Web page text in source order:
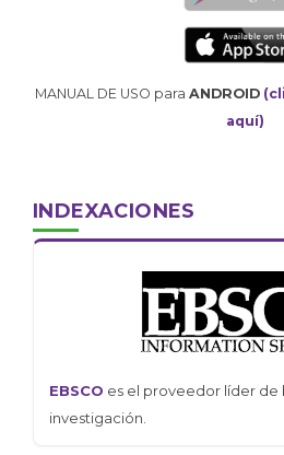
MANUAL DE USO para ANDROID
aquí)
INDEXACIONES
EBSCO es el proveedor líder de
investigación.